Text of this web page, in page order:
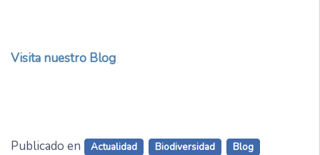
Visita nuestro Blog
Publicado en Actualidad Biodiversidad
Blog